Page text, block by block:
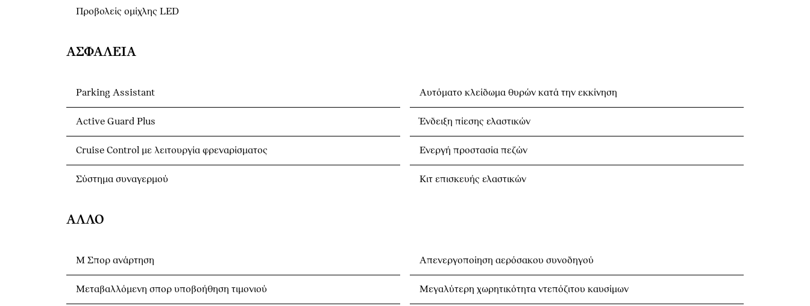
Προβολείς ομίχλης LED
ΑΣΦΆΛΕΙΑ
Parking Assistant
Active Guard Plus
Cruise Control με λειτουργία φρεναρίσματος
Σύστημα συναγερμού
Αυτόματο κλείδωμα θυρών κατά την εκκίνηση
Ένδειξη πίεσης ελαστικών
Ενεργή προστασία πεζών
Κιτ επισκευής ελαστικών
ΆΛΛΟ
Μ Σπορ ανάρτηση
Μεταβαλλόμενη σπορ υποβοήθηση τιμονιού
Απενεργοποίηση αερόσακου συνοδηγού
Μεγαλύτερη χωρητικότητα ντεπόζιτου καυσίμων